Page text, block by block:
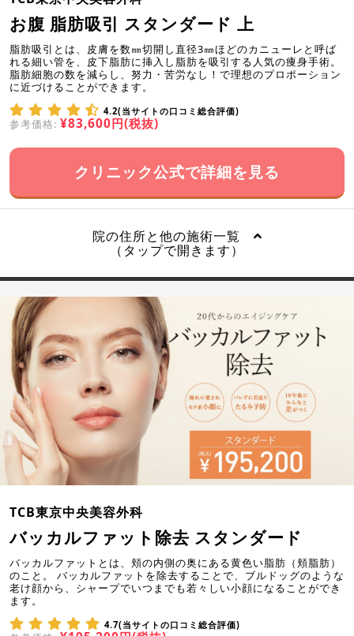
お腹 脂肪吸引 スタンダード 上
脂肪吸引とは、皮膚を数㎜切開し直径3㎜ほどのカニューレと呼ば
れる細い管を、皮下脂肪に挿入し脂肪を吸引する人気の痩身手術。
脂肪細胞の数を減らし、努力・苦労なし！で理想のプロポーション
に近づけることができます。
4.2(当サイトの口コミ総合評価)
参考価格: ¥83,600円(税抜)
クリニック公式で詳細を見る
院の住所と他の施術一覧
（タップで開きます）
TCB東京中央美容外科
バッカルファット除去 スタンダード
バッカルファットとは、頬の内側の奥にある黄色い脂肪（頬脂肪）
のこと。 バッカルファットを除去することで、ブルドッグのような
老け顔から、シャープでいつまでも若々しい小顔になることができ
ます。
4.7(当サイトの口コミ総合評価)